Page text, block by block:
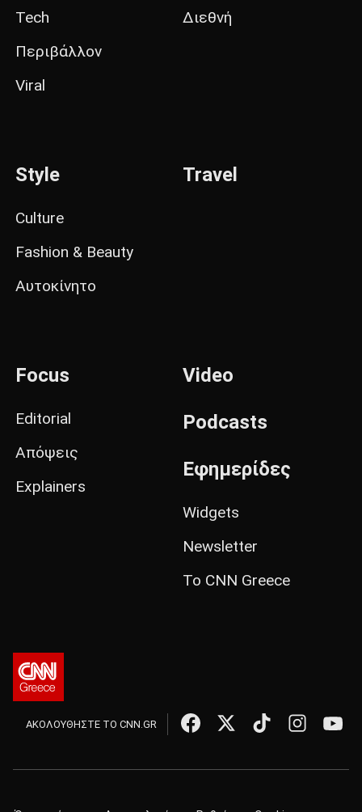
Tech
Περιβάλλον
Viral
Διεθνή
Style
Culture
Fashion & Beauty
Αυτοκίνητο
Travel
Focus
Editorial
Απόψεις
Explainers
Video
Podcasts
Εφημερίδες
Widgets
Newsletter
Το CNN Greece
ΑΚΟΛΟΥΘΗΣΤΕ ΤΟ CNN.GR